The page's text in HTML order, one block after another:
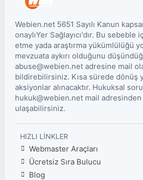
Webien.net 5651 Sayılı Kanun
onaylıYer Sağlayıcı'dır. Bu
etme yada araştırma yükümlülüğü
mevzuata aykırı olduğunu
abuse@webien.net adresine mail
bildirebilirsiniz. Kısa sürede dönüş
aksiyonlar alınacaktır. Hukuksal
hukuk@webien.net mail
ulaşabilirsiniz.
HIZLI LINKLER
Webmaster Araçları
Ücretsiz Sıra Bulucu
Blog